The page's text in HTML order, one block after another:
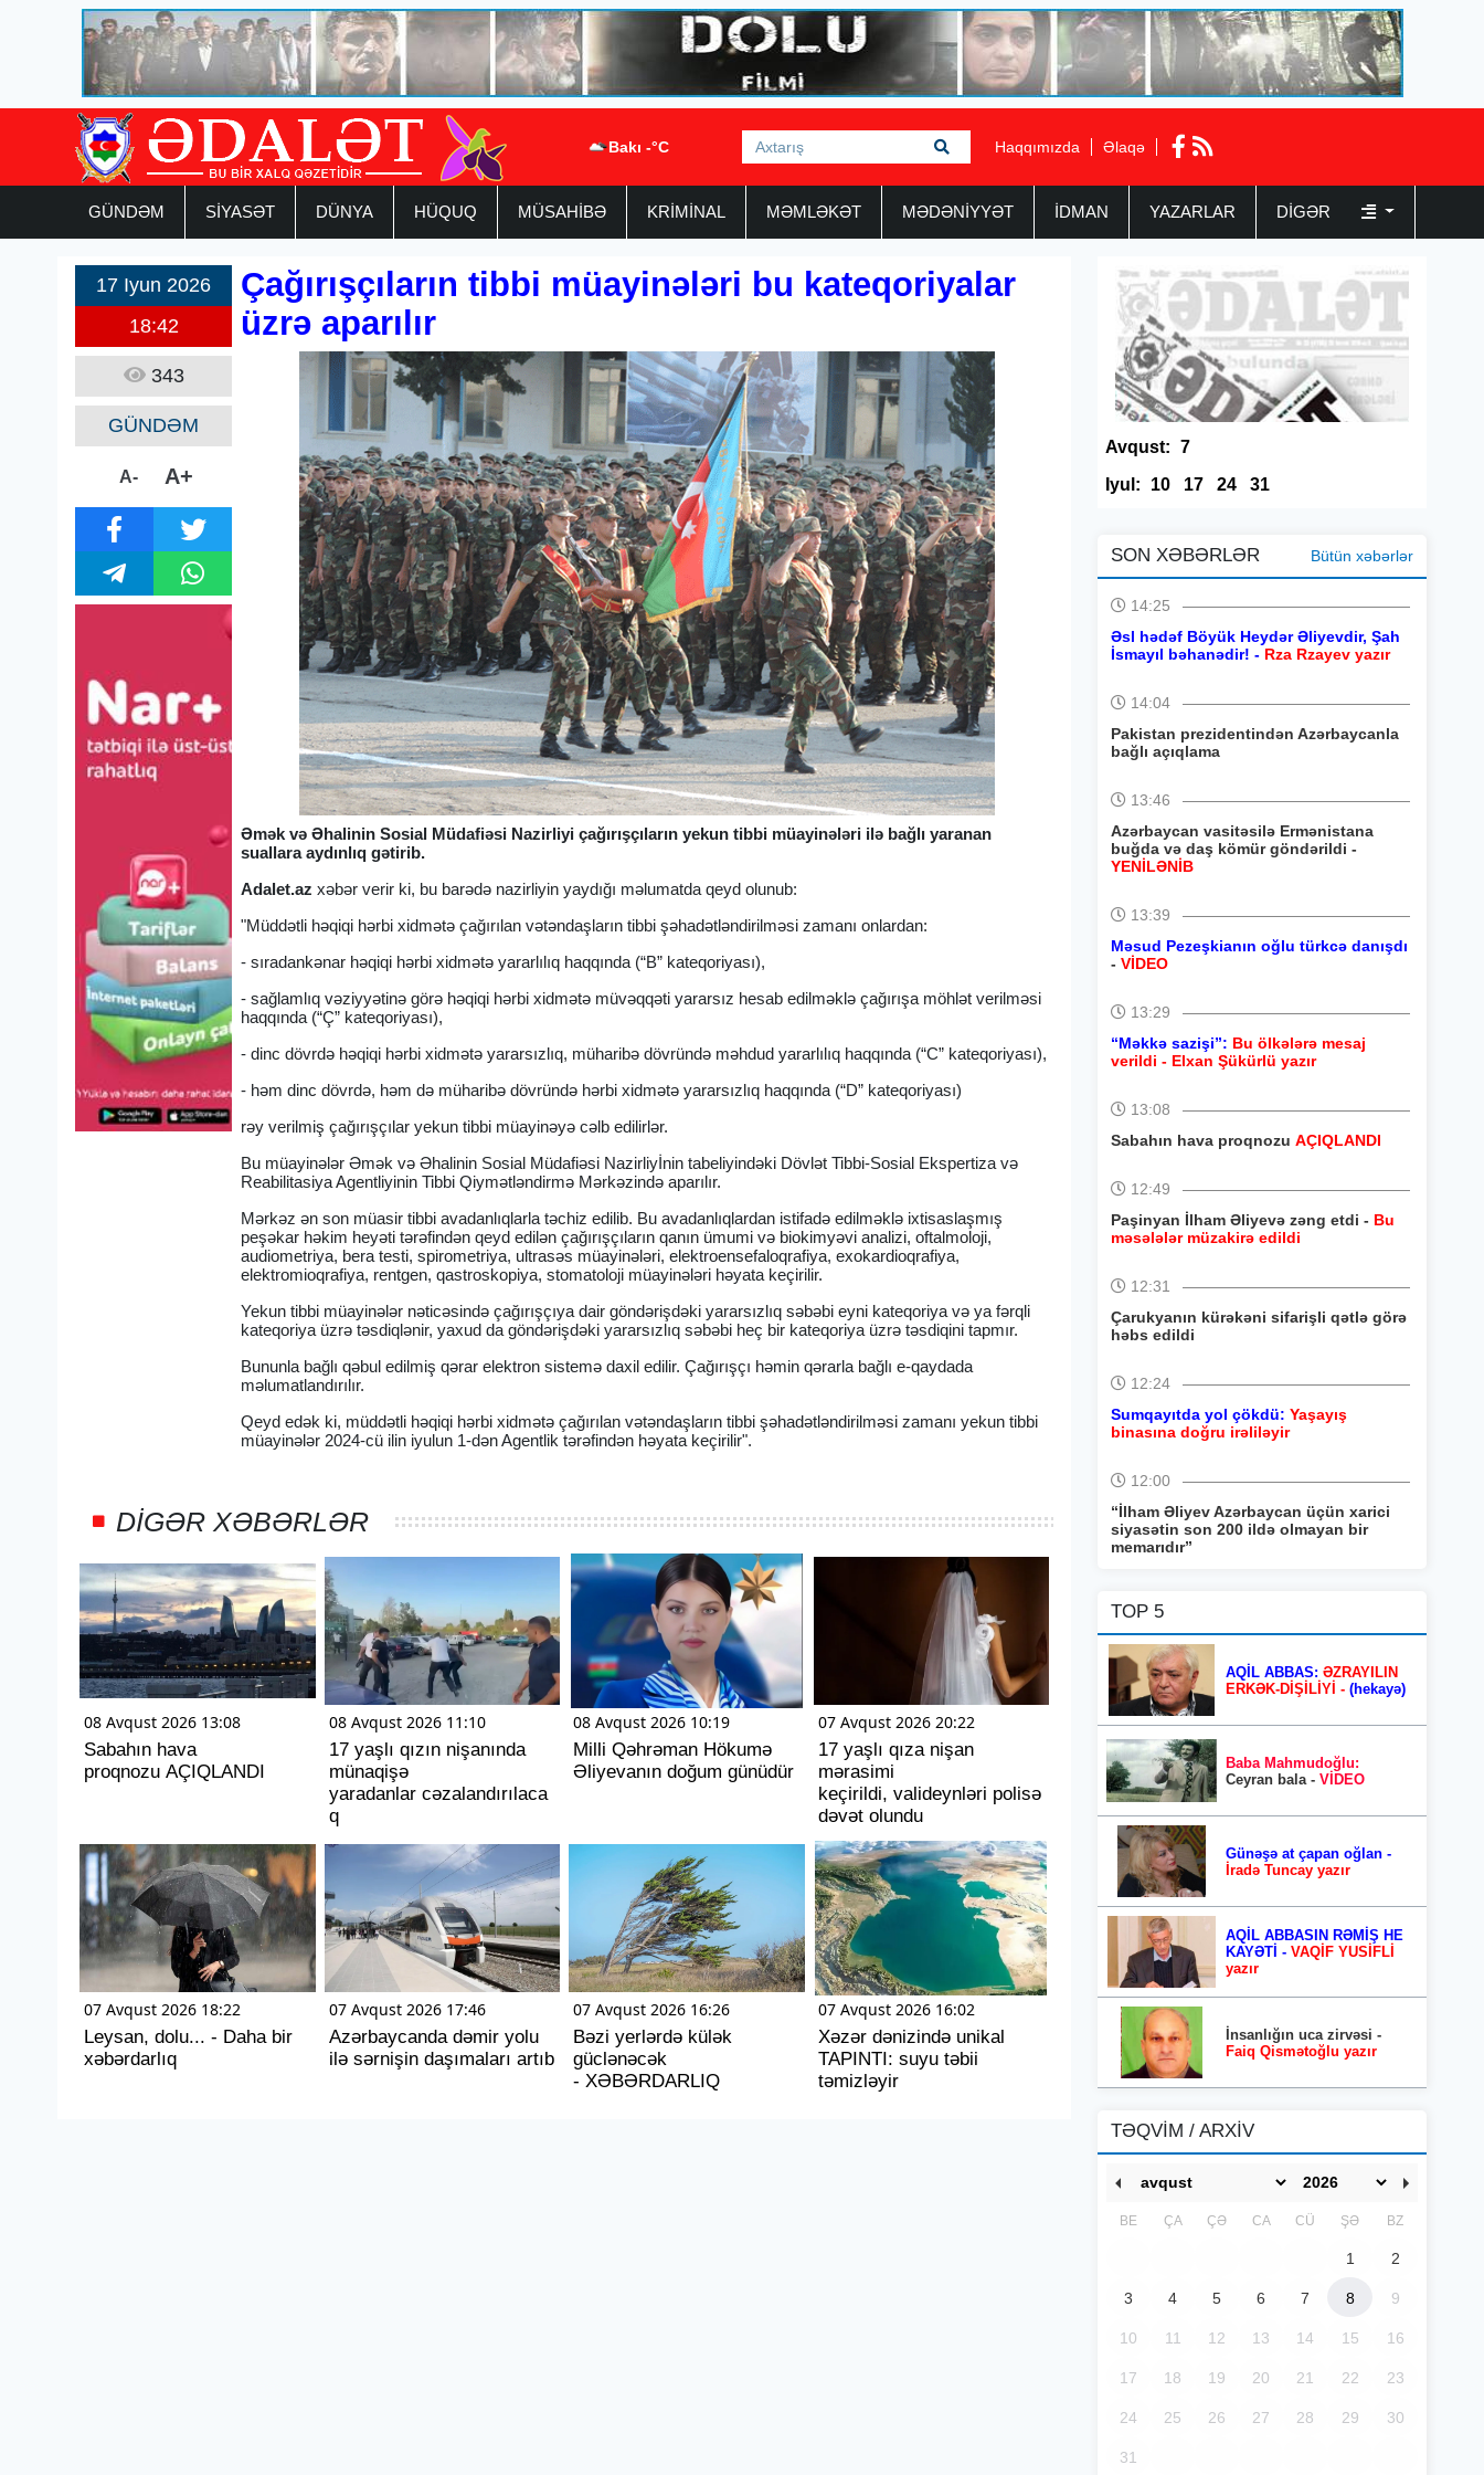
Bakı -°C Haqqımızda Əlaqə
GÜNDƏM SİYASƏT DÜNYA HÜQUQ MÜSAHİBƏ KRİMİNAL MƏMLƏKƏT MƏDƏNİYYƏT İDMAN YAZARLAR DIGƏR
17 Iyun 2026
18:42
343
GÜNDƏM
A- A+
Çağırışçıların tibbi müayinələri bu kateqoriyalar
üzrə aparılır
Əmək və Əhalinin Sosial Müdafiəsi Nazirliyi çağırışçıların yekun tibbi müayinələri ilə bağlı yaranan
suallara aydınlıq gətirib.
Adalet.azxəbər verir ki, bu barədə nazirliyin yaydığı məlumatda qeyd olunub:
"Müddətli həqiqi hərbi xidmətə çağırılan vətəndaşların tibbi şəhadətləndirilməsi zamanı onlardan:
- sıradankənar həqiqi hərbi xidmətə yararlılıq haqqında (“B” kateqoriyası),
- sağlamlıq vəziyyətinə görə həqiqi hərbi xidmətə müvəqqəti yararsız hesab edilməklə çağırışa möhlət verilməsi
haqqında (“Ç” kateqoriyası),
- dinc dövrdə həqiqi hərbi xidmətə yararsızlıq, müharibə dövründə məhdud yararlılıq haqqında (“C” kateqoriyası),
- həm dinc dövrdə, həm də müharibə dövründə hərbi xidmətə yararsızlıq haqqında (“D” kateqoriyası)
rəy verilmiş çağırışçılar yekun tibbi müayinəyə cəlb edilirlər.
Bu müayinələr Əmək və Əhalinin Sosial Müdafiəsi Nazirliyİnin tabeliyindəki Dövlət Tibbi-Sosial Ekspertiza və
Reabilitasiya Agentliyinin Tibbi Qiymətləndirmə Mərkəzində aparılır.
Mərkəz ən son müasir tibbi avadanlıqlarla təchiz edilib. Bu avadanlıqlardan istifadə edilməklə ixtisaslaşmış
peşəkar həkim heyəti tərəfindən qeyd edilən çağırışçıların qanın ümumi və biokimyəvi analizi, oftalmoloji,
audiometriya, bera testi, spirometriya, ultrasəs müayinələri, elektroensefaloqrafiya, exokardioqrafiya,
elektromioqrafiya, rentgen, qastroskopiya, stomatoloji müayinələri həyata keçirilir.
Yekun tibbi müayinələr nəticəsində çağırışçıya dair göndərişdəki yararsızlıq səbəbi eyni kateqoriya və ya fərqli
kateqoriya üzrə təsdiqlənir, yaxud da göndərişdəki yararsızlıq səbəbi heç bir kateqoriya üzrə təsdiqini tapmır.
Bununla bağlı qəbul edilmiş qərar elektron sistemə daxil edilir. Çağırışçı həmin qərarla bağlı e-qaydada
məlumatlandırılır.
Qeyd edək ki, müddətli həqiqi hərbi xidmətə çağırılan vətəndaşların tibbi şəhadətləndirilməsi zamanı yekun tibbi
müayinələr 2024-cü ilin iyulun 1-dən Agentlik tərəfindən həyata keçirilir".
DIGƏR XƏBƏRLƏR
08 Avqust 2026 13:08
Sabahın hava
proqnozu AÇIQLANDI
08 Avqust 2026 11:10
17 yaşlı qızın nişanında
münaqişə
yaradanlar cəzalandırılaca
q
08 Avqust 2026 10:19
Milli Qəhrəman Hökumə
Əliyevanın doğum günüdür
07 Avqust 2026 20:22
17 yaşlı qıza nişan
mərasimi
keçirildi, valideynləri polisə
dəvət olundu
07 Avqust 2026 18:22
Leysan, dolu... - Daha bir
xəbərdarlıq
07 Avqust 2026 17:46
Azərbaycanda dəmir yolu
ilə sərnişin daşımaları artıb
07 Avqust 2026 16:26
Bəzi yerlərdə külək
güclənəcək
- XƏBƏRDARLIQ
07 Avqust 2026 16:02
Xəzər dənizində unikal
TAPINTI: suyu təbii
təmizləyir
Avqust: 7
Iyul:
10 17 24 31
SON XƏBƏRLƏR Bütün xəbərlər
14:25
Əsl hədəf Böyük Heydər Əliyevdir, Şah
İsmayıl bəhanədir! - Rza Rzayev yazır
14:04
Pakistan prezidentindən Azərbaycanla
bağlı açıqlama
13:46
Azərbaycan vasitəsilə Ermənistana
buğda və daş kömür göndərildi -
YENİLƏNİB
13:39
Məsud Pezeşkianın oğlu türkcə danışdı
- VİDEO
13:29
“Məkkə sazişi”: Bu ölkələrə mesaj
verildi - Elxan Şükürlü yazır
13:08
Sabahın hava proqnozu AÇIQLANDI
12:49
Paşinyan İlham Əliyevə zəng etdi - Bu
məsələlər müzakirə edildi
12:31
Çarukyanın kürəkəni sifarişli qətlə görə
həbs edildi
12:24
Sumqayıtda yol çökdü: Yaşayış
binasına doğru irəliləyir
12:00
“İlham Əliyev Azərbaycan üçün xarici
siyasətin son 200 ildə olmayan bir
memarıdır”
TOP 5
AQİL ABBAS: ƏZRAYILIN
ERKƏK-DİŞİLİYİ - (hekayə)
Baba Mahmudoğlu:
Ceyran bala - VİDEO
Günəşə at çapan oğlan -
İradə Tuncay yazır
AQİL ABBASIN RƏMİŞ HE
KAYƏTİ - VAQİF YUSİFLİ
yazır
İnsanlığın uca zirvəsi -
Faiq Qismətoğlu yazır
TƏQVİM / ARXİV
BE ÇA ÇƏ CA CÜ ŞƏ BZ
1 2
3 4 5 6 7 8 9
10 11 12 13 14 15 16
17 18 19 20 21 22 23
24 25 26 27 28 29 30
31